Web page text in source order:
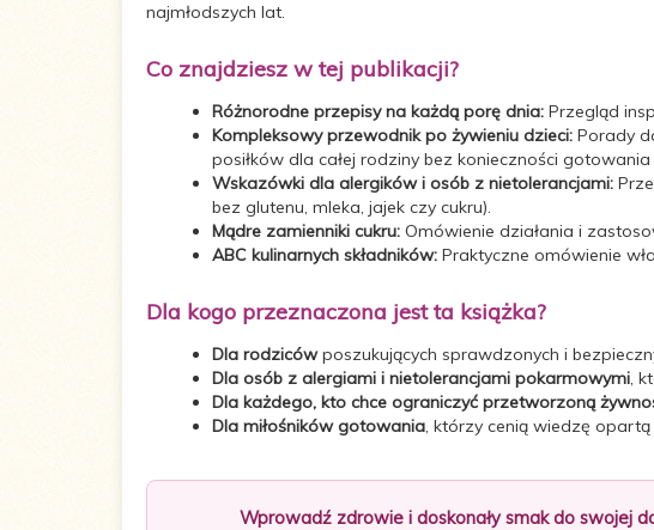
najmłodszych lat.
Co znajdziesz w tej publikacji?
Różnorodne przepisy na każdą porę dnia: Przegląd
Kompleksowy przewodnik po żywieniu dzieci: Porady
posiłków dla całej rodziny bez konieczności
Wskazówki dla alergików i osób z nietolerancjami:
bez glutenu, mleka, jajek czy cukru).
Mądre zamienniki cukru: Omówienie działania i
ABC kulinarnych składników: Praktyczne omówienie
Dla kogo przeznaczona jest ta książka?
Dla rodzicówposzukujących sprawdzonych i
Dla osób z alergiami i nietolerancjami pokarmowymi,
Dla każdego, kto chce ograniczyć przetworzoną
Dla miłośników gotowania, którzy cenią wiedzę
Wprowadź zdrowie i doskonały smak do swojej
wydania:
2024